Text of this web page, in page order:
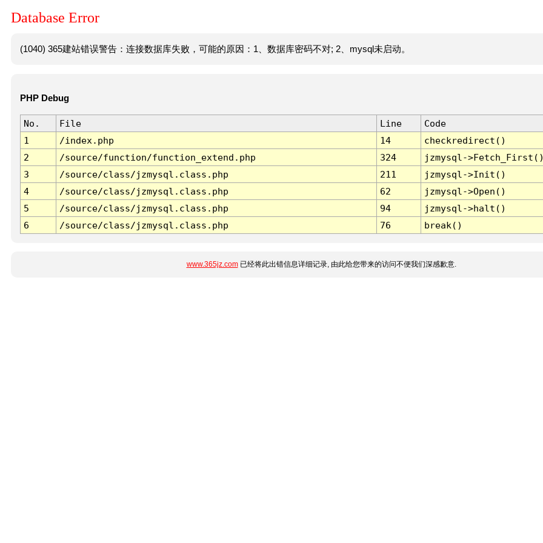
Database Error
(1040) 365建站错误警告：连接数据库失败，可能的原因：1、数据库密码不对; 2、mysql未启动。
PHP Debug
No. File Line
Code
1
/index.php 14
checkredirect()
2
/source/function/function_extend.php 324
jzmysql-
3
/source/class/jzmysql.class.php 211
jzmysql->Init()
4
/source/class/jzmysql.class.php 62
jzmysql->Open()
5
/source/class/jzmysql.class.php 94
jzmysql->halt()
6
/source/class/jzmysql.class.php 76 break()
www.365jz.com已经将此出错信息详细记录, 由此给您带来的访问不便我们深感歉意.